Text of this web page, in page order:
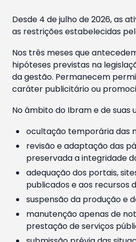
Desde 4 de julho de 2026, as
as restrições estabelecidas
Nos três meses que
hipóteses previstas na
da gestão. Permanecem
caráter publicitário ou
No âmbito do Ibram e de suas
ocultação temporária das
revisão e adaptação das
preservada a integridade
adequação dos portais,
publicados e aos recursos
suspensão da produção e
manutenção apenas de
prestação de serviços